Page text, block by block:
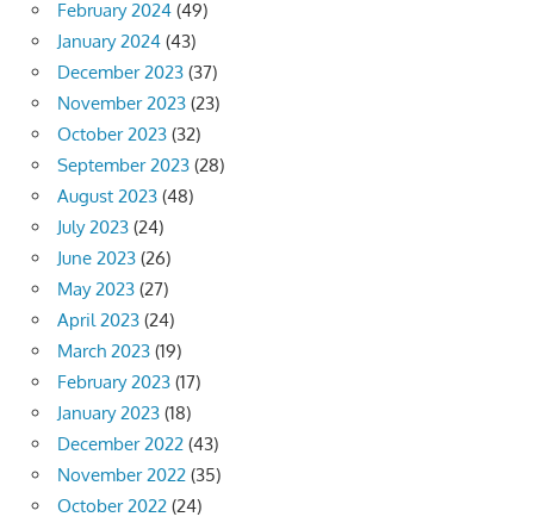
February 2024 (49)
January 2024 (43)
December 2023 (37)
November 2023 (23)
October 2023 (32)
September 2023 (28)
August 2023 (48)
July 2023 (24)
June 2023 (26)
May 2023 (27)
April 2023 (24)
March 2023 (19)
February 2023 (17)
January 2023 (18)
December 2022 (43)
November 2022 (35)
October 2022 (24)